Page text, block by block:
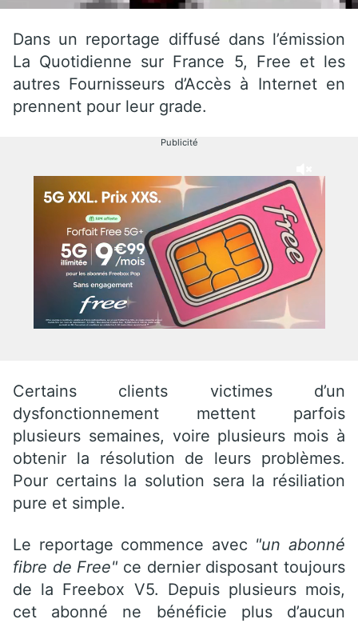
Dans un reportage diffusé dans l’émission
La Quotidienne sur France 5, Free et les
autres Fournisseurs d’Accès à Internet en
prennent pour leur grade.
Publicité
Certains clients victimes d’un
dysfonctionnement mettent parfois
plusieurs semaines, voire plusieurs mois à
obtenir la résolution de leurs problèmes.
Pour certains la solution sera la résiliation
pure et simple.
Le reportage commence avec "un abonné
fibre de Free" ce dernier disposant toujours
de la Freebox V5. Depuis plusieurs mois,
cet abonné ne bénéficie plus d’aucun